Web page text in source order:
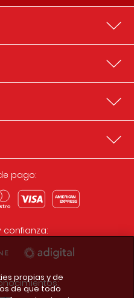
pago:
confianza:
propias y de
de que todo